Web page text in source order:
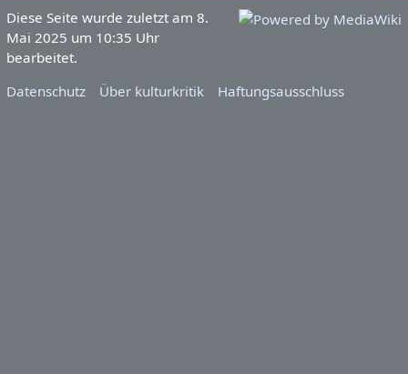
Diese Seite wurde zuletzt am 8.
Mai 2025 um 10:35 Uhr
bearbeitet.
Datenschutz
Über kulturkritik Haftungsausschluss